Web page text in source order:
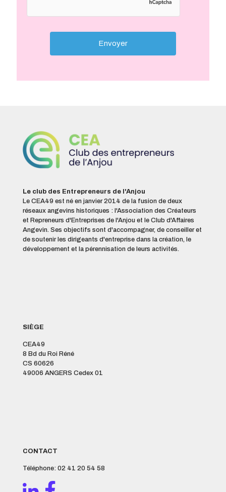
Le club des Entrepreneurs de l'Anjou
Le CEA49 est né en janvier 2014 de la fusion de deux
réseaux angevins historiques : l'Association des Créateurs
et Repreneurs d'Entreprises de l'Anjou et le Club d'Affaires
Angevin. Ses objectifs sont d'accompagner, de conseiller et
de soutenir les dirigeants d'entreprise dans la création, le
développement et la pérennisation de leurs activités.
SIÈGE
CEA49
8 Bd du Roi Réné
CS 60626
49006 ANGERS Cedex 01
CONTACT
Téléphone: 02 41 20 54 58